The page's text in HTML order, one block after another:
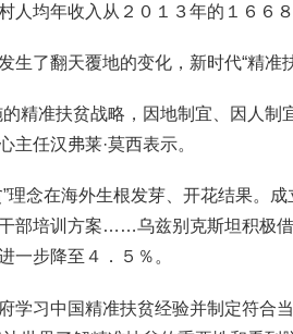
人均年收入从２０１３年的１６６
了翻天覆地的变化，新时代“精准扶
准扶贫战略，因地制宜、因人制
主任汉弗莱·莫西表示。
念在海外生根发芽、开花结果。成
部培训方案……乌兹别克斯坦积极
一步降至４．５％。
习中国精准扶贫经验并制定符合当